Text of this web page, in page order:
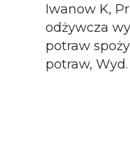
Iwanow K,
odżywcza
potraw
potraw,